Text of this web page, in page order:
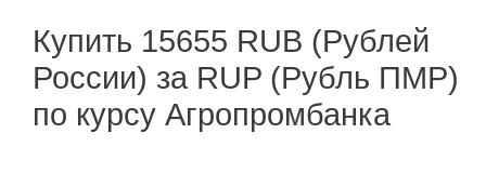
Купить 15655 RUB (Рублей
России) за RUP (Рубль ПМР)
по курсу Агропромбанка